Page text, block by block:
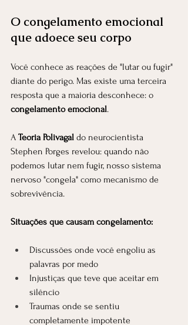
O congelamento emocional
que adoece seu corpo
Você conhece as reações de "lutar ou fugir"
diante do perigo. Mas existe uma terceira
resposta que a maioria desconhece: o
congelamento emocional.
A Teoria Polivagal do neurocientista
Stephen Porges revelou: quando não
podemos lutar nem fugir, nosso sistema
nervoso "congela" como mecanismo de
sobrevivência.
Situações que causam congelamento:
Discussões onde você engoliu as
palavras por medo
Injustiças que teve que aceitar em
silêncio
Traumas onde se sentiu
completamente impotente